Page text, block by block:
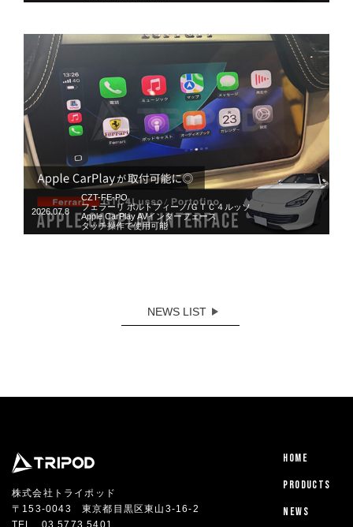
2026.07.8
CZT-FE-PO
フェラーリ ポルトフィーノ/ＧＴＣ４ルッソ
Apple CarPlay AVインターフェース
タッチ操作で使用可能
NEWS LIST
株式会社トライポッド
〒153-0043 東京都目黒区東山3-16-2
HOME
PRODUCTS
NEWS